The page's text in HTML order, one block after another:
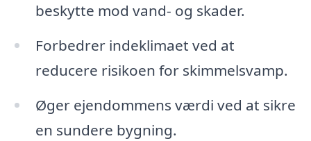
beskytte mod vand- og skader.
Forbedrer indeklimaet ved at
reducere risikoen for skimmelsvamp.
Øger ejendommens værdi ved at sikre
en sundere bygning.